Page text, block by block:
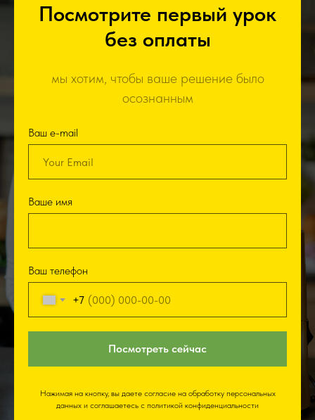
Посмотрите первый урок
без оплаты
мы хотим, чтобы ваше решение было
осознанным
Ваш e-mail
Ваше имя
Ваш телефон
+7
Посмотреть сейчас
Нажимая на кнопку, вы даете согласие на обработку персональных
данных и соглашаетесь c политикой конфиденциальности